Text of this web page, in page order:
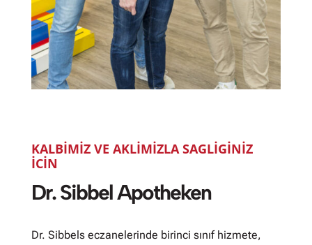
KALBIMIZ VE AKLIMIZLA SAGLIGINIZ
ICIN
Dr. Sibbel Apotheken
Dr. Sibbels eczanelerinde birinci sınıf hizmete,